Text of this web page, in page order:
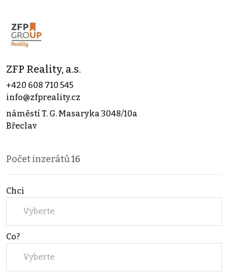
ZFP Reality, a.s.
+420 608 710 545
info@zfpreality.cz
náměstí T. G. Masaryka 3048/10a
Břeclav
Počet inzerátů16
Chci
Vyberte
Co?
Vyberte